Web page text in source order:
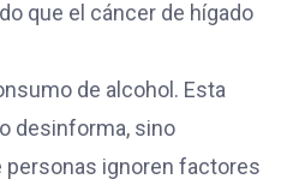
que el cáncer de hígado
de alcohol. Esta
desinforma, sino
personas ignoren factores